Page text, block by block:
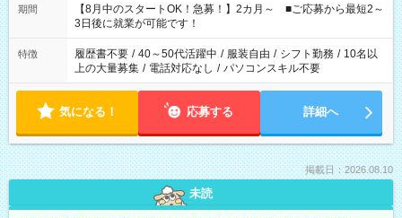
「できれば残業はしたくない」 など、ご希望を教えてください
ね。 ※Wワーク希望の方へ 今ご覧のお仕事で希望する勤務時間
と、もう1つのお仕事の勤務時間。 合計で週40時間を超える場
合は応募できません。
期間
【8月中のスタートOK！急募！】2カ月～ ■ご応募から最短2～
3日後に就業が可能です！
特徴 履歴書不要 / 40～50代活躍中 / 服装自由 / シフト勤務 / 10名以
上の大量募集 / 電話対応なし / パソコンスキル不要
気になる！ 応募する 詳細へ
掲載日：2026.08.10
未読